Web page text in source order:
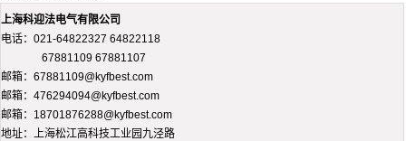
上海科迎法电气有限公司
电话：021-64822327 64822118
67881109 67881107
邮箱：67881109@kyfbest.com
邮箱：476294094@kyfbest.com
邮箱：18701876288@kyfbest.com
地址：上海松江高科技工业园九泾路